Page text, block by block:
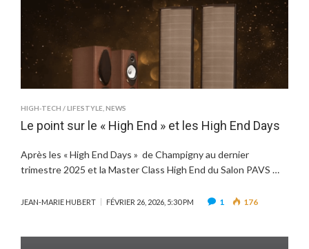
HIGH-TECH / LIFESTYLE,NEWS
Le point sur le « High End » et les High End Days
Après les « High End Days » de Champigny au dernier
trimestre 2025 et la Master Class High End du Salon PAVS …
JEAN-MARIE HUBERT FÉVRIER 26, 2026, 5:30 PM 1 176